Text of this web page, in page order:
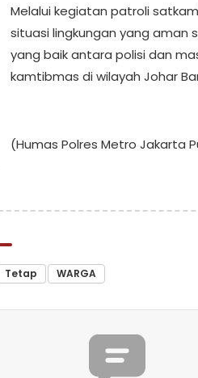
Melalui kegiatan patroli
situasi lingkungan yang aman
yang baik antara polisi dan
kamtibmas di wilayah Johar
(Humas Polres Metro Jakarta
Tetap WARGA